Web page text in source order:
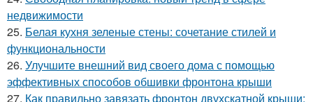
недвижимости
25. Белая кухня зеленые стены: сочетание стилей и
функциональности
26. Улучшите внешний вид своего дома с помощью
эффективных способов обшивки фронтона крыши
27. Как правильно завязать фронтон двухскатной крыши: